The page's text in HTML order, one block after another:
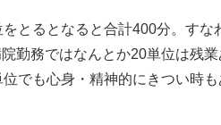
とるとなると合計400分。すな
勤務ではなんとか20単位は残
でも心身・精神的にきつい時